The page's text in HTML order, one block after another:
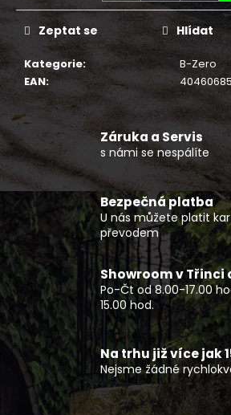
Kategorie:
B-Zero
EAN:
Zeptat se Hlídat
Záruka a Servis
s námi se nespálíte
Bezpečná platba
U nás můžete platit
převodem
Showroom v Třinci
Po-Čt od 8.00-17.00
15.00 hod.
Na trhu již více jak
Nejsme žádné
u
č
u
j
e
m
e
FF
935/950
HELMA
VYKLÁPĚCÍM
INTEGRÁLEM
ČERNÁ
2
890
Kč